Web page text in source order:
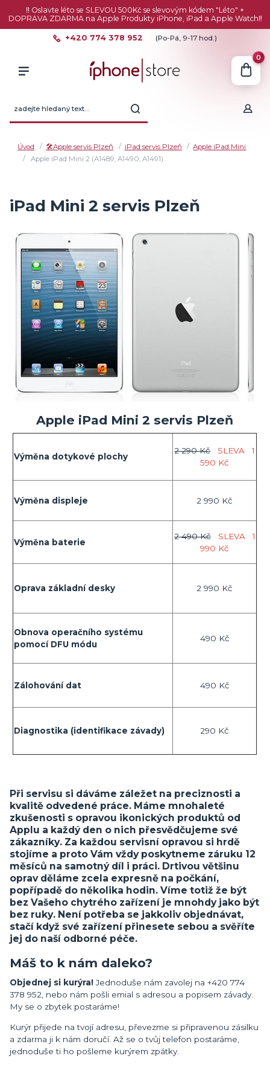
‼️ Oslavte léto se SLEVOU 500Kč se slevovým kódem "Léto" +
DOPRAVA ZDARMA na Apple Produkty iPhone, iPad a Apple Watch‼️
+420 774 378 952 (Po-Pá, 9-17 hod.)
0
Úvod 🛠️Apple servis Plzeň iPad servis Plzeň
Apple iPad Mini
Apple iPad Mini 2 (A1489, A1490, A1491)
iPad Mini 2 servis Plzeň
Apple iPad Mini 2 servis Plzeň
Výměna dotykové plochy
2 290 Kč SLEVA 1
590 Kč
Výměna displeje 2 990 Kč
Výměna baterie
2 490 Kč SLEVA1
990 Kč
Oprava základní desky 2 990 Kč
Obnova operačního systému
pomocí DFU módu
490 Kč
Zálohování dat 490 Kč
Diagnostika (identifikace závady) 290 Kč
Při servisu si dáváme záležet na preciznosti a
kvalitě odvedené práce. Máme mnohaleté
zkušenosti s opravou ikonických produktů od
Applu a každý den o nich přesvědčujeme své
zákazníky. Za každou servisní opravou si hrdě
stojíme a proto Vám vždy poskytneme záruku 12
měsíců na samotný díl i práci. Drtivou většinu
oprav děláme zcela expresně na počkání,
popřípadě do několika hodin. Víme totiž že být
bez Vašeho chytrého zařízení je mnohdy jako být
bez ruky. Není potřeba se jakkoliv objednávat,
stačí když své zařízení přinesete sebou a svěříte
jej do naší odborné péče.
Máš to k nám daleko?
Objednej si kurýra!Jednoduše nám zavolej na +420 774
378 952, nebo nám pošli emial s adresou a popisem závady.
My se o zbytek postaráme!
Kurýr přijede na tvojí adresu, převezme si připravenou zásilku
a zdarma ji k nám doručí. Až se o tvůj telefon postaráme,
jednoduše ti ho pošleme kurýrem zpátky.